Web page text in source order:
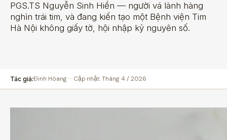
PGS.TS Nguyễn Sinh Hiền — người vá lành hàng
nghìn trái tim, và đang kiến tạo một Bệnh viện Tim
Hà Nội không giấy tờ, hội nhập kỷ nguyên số.
Tác giả:Đinh Hòang · · Cập nhật: Tháng 4 / 2026